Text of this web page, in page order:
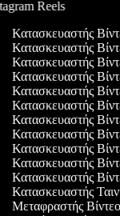
Reels
Κατασκευαστής
Κατασκευαστής
Κατασκευαστής
Κατασκευαστής
Κατασκευαστής
Κατασκευαστής
Κατασκευαστής
Κατασκευαστής
Κατασκευαστής
Κατασκευαστής
Κατασκευαστής
Κατασκευαστής
Μεταφραστής Βίντεο